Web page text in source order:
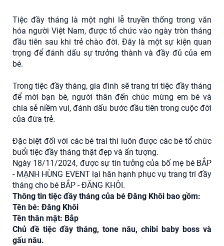
Tiệc đầy tháng là một nghi lễ truyền thống trong văn
hóa người Việt Nam, được tổ chức vào ngày tròn tháng
đầu tiên sau khi trẻ chào đời. Đây là một sự kiện quan
trọng để đánh dấu sự trưởng thành và đầy đủ của em
bé.
Trong tiệc đầy tháng, gia đình sẽ trang trí tiệc đầy tháng
để mời bạn bè, người thân đến chúc mừng em bé và
chia sẻ niềm vui, đánh dấu bước đầu tiên trong cuộc đời
của đứa trẻ.
Đặc biệt đối với các bé trai thì luôn được các bé tổ chức
buổi tiệc đầy tháng thật đẹp và ấn tượng.
Ngày 18/11/2024, được sự tin tưởng của bố mẹ bé BẮP
- MẠNH HÙNG EVENT lại hân hạnh phục vụ trang trí đầy
tháng cho bé BẮP - ĐĂNG KHÔI.
Thông tin tiệc đầy tháng của bé Đăng Khôi bao gồm:
Tên bé: Đăng Khôi
Tên thân mật: Bắp
Chủ đề tiệc đầy tháng, tone nâu, chibi baby boss và
gấu nâu.